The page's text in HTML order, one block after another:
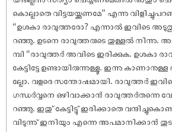
കൊല്ലാതെ വിട്ടയയ്ക്കണമേ” എന്നു
“ഉശകാ രാവുത്തരോ? എന്നാൽ ഇവിടെ
റഞ്ഞു. ഉടനെ രാവുത്തരുടെ തുള്ളൽ നിന്നു.
മ്പി “രാവുത്തർ അവിടെ ഇരിക്കുക. ഉശകാ
കേട്ടിട്ടേ ഉണ്ടായിരുന്നുള്ളൂ. ഇന്നു കാണാനുള്ള
ല്ലോ. വളരെ സന്തോ‌ഷമായി. രാവുത്തർ
ഗന്ധർവ്വനെ ഒഴിവാക്കാൻ രാവുത്തർതന്നെ
റഞ്ഞു. ഇതു് കേട്ടിട്ടു് ഇരിക്കാതെ
വിടുന്നു് ഇനിയും എന്നെ അപമാനിക്കാൻ